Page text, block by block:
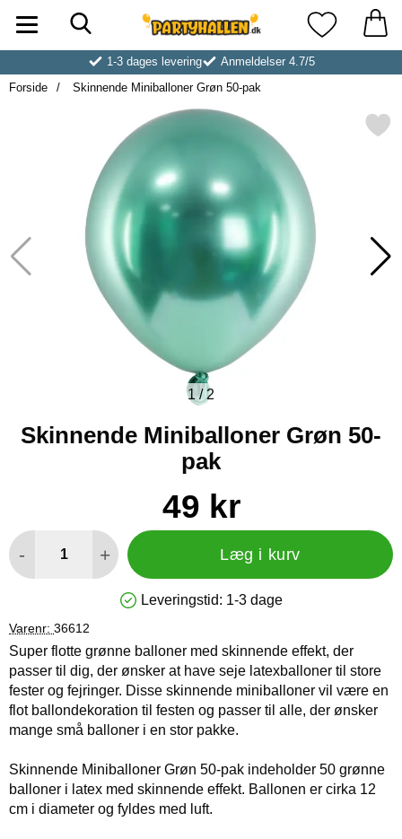
Startside for Partyhallen AB Mine
1-3 dages levering
Anmeldelser 4.7/5
Forside
Skinnende Miniballoner Grøn 50-pak
Markér skinnende
1/ 2
Skinnende Miniballoner Grøn 50-
pak
Køb dette produkt Skinnende Miniballoner Grøn 50-pak
pris
49 kr
- + Læg i kurv
Produkttilgængelighed: På lager
Leveringstid: 1-3 dage
Varenr: 36612
Super flotte grønne balloner med skinnende effekt, der
passer til dig, der ønsker at have seje latexballoner til store
fester og fejringer. Disse skinnende miniballoner vil være en
flot ballondekoration til festen og passer til alle, der ønsker
mange små balloner i en stor pakke.
Skinnende Miniballoner Grøn 50-pak indeholder 50 grønne
balloner i latex med skinnende effekt. Ballonen er cirka 12
cm i diameter og fyldes med luft.